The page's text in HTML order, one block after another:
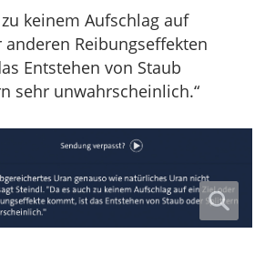
keinem Aufschlag auf
anderen Reibungseffekten
Entstehen von Staub
sehr unwahrscheinlich.“